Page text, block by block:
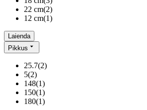
22 cm(2)
12 cm(1)
Laienda
Pikkus
25.7(2)
5(2)
148(1)
150(1)
180(1)